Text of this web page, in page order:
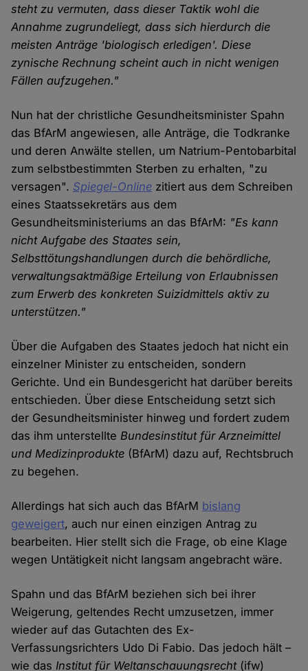
steht zu vermuten, dass dieser Taktik wohl die
Annahme zugrundeliegt, dass sich hierdurch die
meisten Anträge 'biologisch erledigen'. Diese
zynische Rechnung scheint auch in nicht wenigen
Fällen aufzugehen."
Nun hat der christliche Gesundheitsminister Spahn
das BfArM angewiesen, alle Anträge, die Todkranke
und deren Anwälte stellen, um Natrium-Pentobarbital
zum selbstbestimmten Sterben zu erhalten, "zu
versagen". Spiegel-Online zitiert aus dem Schreiben
eines Staatssekretärs aus dem
Gesundheitsministeriums an das BfArM: "Es kann
nicht Aufgabe des Staates sein,
Selbsttötungshandlungen durch die behördliche,
verwaltungsaktmäßige Erteilung von Erlaubnissen
zum Erwerb des konkreten Suizidmittels aktiv zu
unterstützen."
Über die Aufgaben des Staates jedoch hat nicht ein
einzelner Minister zu entscheiden, sondern
Gerichte. Und ein Bundesgericht hat darüber bereits
entschieden. Über diese Entscheidung setzt sich
der Gesundheitsminister hinweg und fordert zudem
das ihm unterstellteBundesinstitut für Arzneimittel
und Medizinprodukte (BfArM) dazu auf, Rechtsbruch
zu begehen.
Allerdings hat sich auch das BfArM bislang
geweigert, auch nur einen einzigen Antrag zu
bearbeiten. Hier stellt sich die Frage, ob eine Klage
wegen Untätigkeit nicht langsam angebracht wäre.
Spahn und das BfArM beziehen sich bei ihrer
Weigerung, geltendes Recht umzusetzen, immer
wieder auf das Gutachten des Ex-
Verfassungsrichters Udo Di Fabio. Das jedoch hält –
wie dasInstitut für Weltanschauungsrecht(ifw)